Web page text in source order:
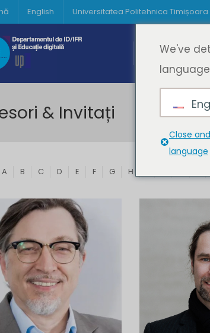
English Universitatea Politehnica Timișoara
Acasă
& Invitați
A B C D E F G H
We've
Close
language